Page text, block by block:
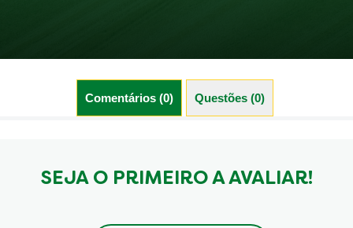
Comentários (0) Questões (0)
SEJA O PRIMEIRO A AVALIAR!